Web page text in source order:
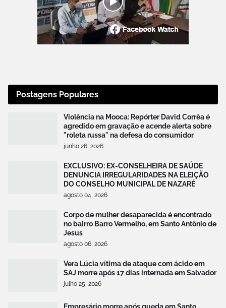
Postagens Populares
Violência na Mooca: Repórter David Corrêa é
agredido em gravação e acende alerta sobre
"roleta russa" na defesa do consumidor
junho 26, 2026
EXCLUSIVO: EX-CONSELHEIRA DE SAÚDE
DENUNCIA IRREGULARIDADES NA ELEIÇÃO
DO CONSELHO MUNICIPAL DE NAZARÉ
agosto 04, 2026
Corpo de mulher desaparecida é encontrado
no bairro Barro Vermelho, em Santo Antônio de
Jesus
agosto 06, 2026
Vera Lúcia vítima de ataque com ácido em
SAJ morre após 17 dias internada em Salvador
julho 25, 2026